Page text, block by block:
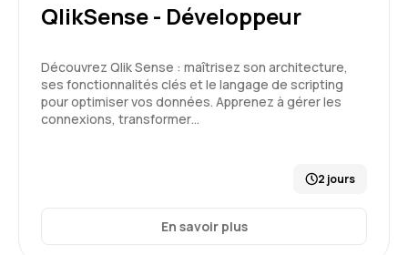
Formation équilibrée avec théorie et pratique
sujets concrets sur nos problématiques
Formation : Power BI, concevoir des tableaux de bord
QlikSense - Développeur
Découvrez Qlik Sense : maîtrisez son architecture,
ses fonctionnalités clés et le langage de scripting
pour optimiser vos données. Apprenez à gérer les
connexions, transformer…
2 jours
En savoir plus